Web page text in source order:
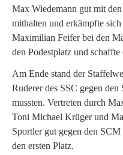
Max Wiedemann gut mit
mithalten und erkämpfte
Maximilian Feifer bei den
den Podestplatz und
Am Ende stand der
Ruderer des SSC gegen
mussten. Vertreten durch
Toni Michael Krüger und
Sportler gut gegen den
den ersten Platz.